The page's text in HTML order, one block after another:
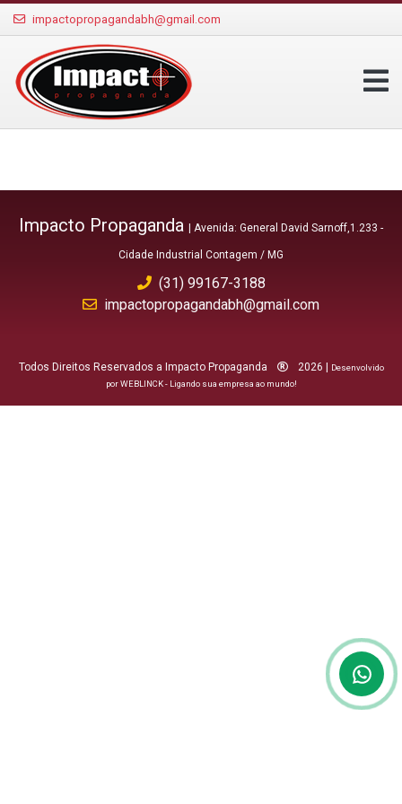
impactopropagandabh@gmail.com
Impacto Propaganda | Avenida: General David Sarnoff,1.233 -
Cidade Industrial Contagem / MG
(31) 99167-3188
impactopropagandabh@gmail.com
Todos Direitos Reservados a Impacto Propaganda 2026 |
Desenvolvido
por WEBLINCK - Ligando sua empresa ao mundo!